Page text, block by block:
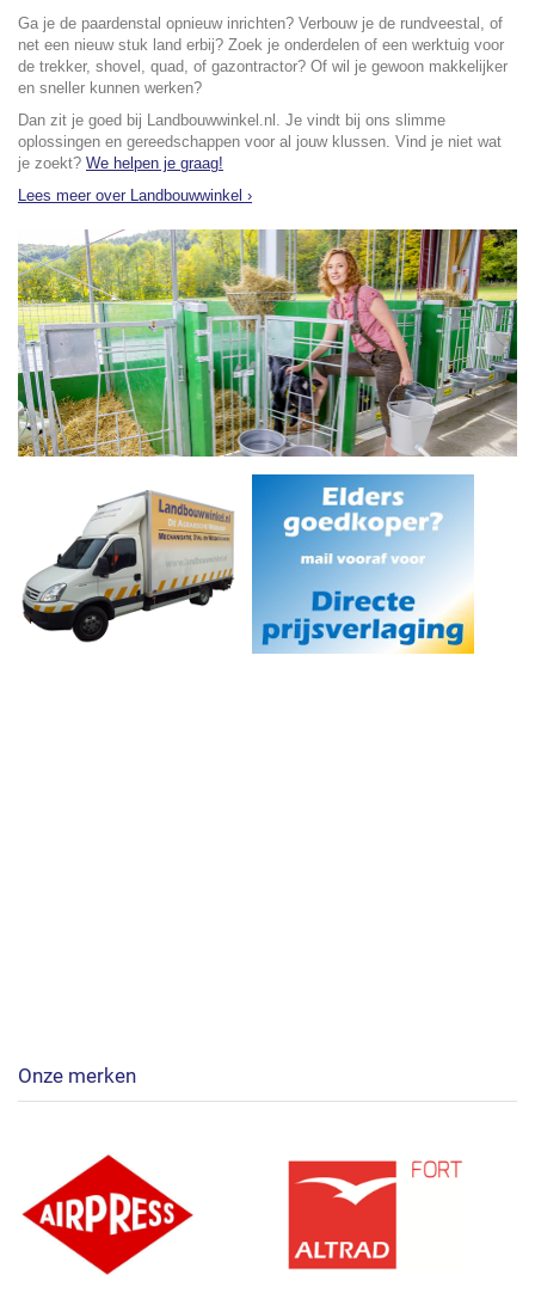
Ga je de paardenstal opnieuw inrichten? Verbouw je de rundveestal, of
net een nieuw stuk land erbij? Zoek je onderdelen of een werktuig voor
de trekker, shovel, quad, of gazontractor? Of wil je gewoon makkelijker
en sneller kunnen werken?
Dan zit je goed bij Landbouwwinkel.nl. Je vindt bij ons slimme
oplossingen en gereedschappen voor al jouw klussen. Vind je niet wat
je zoekt? We helpen je graag!
Lees meer over Landbouwwinkel ›
Onze merken